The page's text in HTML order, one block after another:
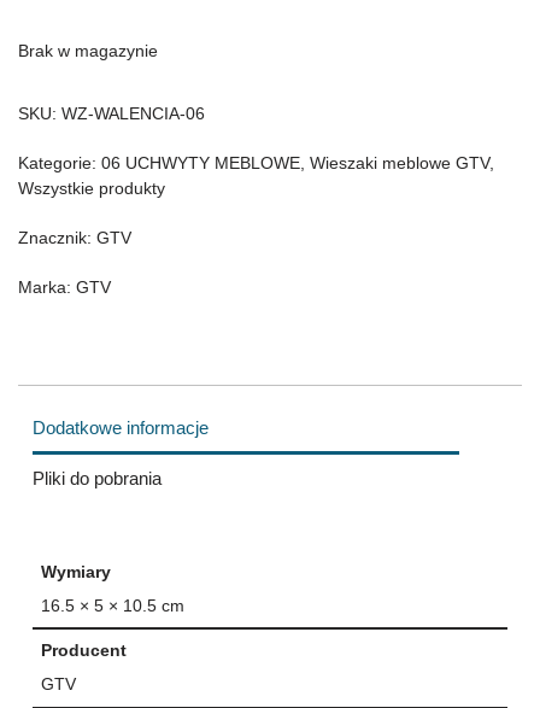
Brak w magazynie
SKU: WZ-WALENCIA-06
Kategorie: 06 UCHWYTY MEBLOWE, Wieszaki meblowe GTV,
Wszystkie produkty
Znacznik: GTV
Marka: GTV
Dodatkowe informacje
Pliki do pobrania
Wymiary
16.5 × 5 × 10.5 cm
Producent
GTV